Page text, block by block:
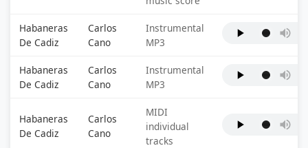
Habaneras
De Cadiz
Carlos
Cano
Instrumental
MP3
Habaneras
De Cadiz
Carlos
Cano
Instrumental
MP3
Habaneras
De Cadiz
Carlos
Cano
MIDI
individual
tracks